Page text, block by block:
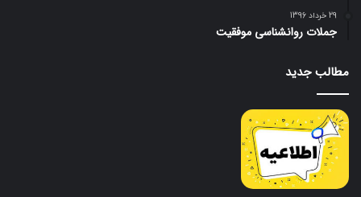
29 خرداد 1396
جملات روانشناسی موفقیت
مطالب جدید